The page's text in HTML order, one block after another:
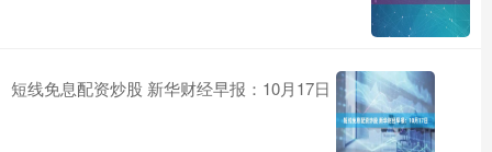
短线免息配资炒股 新华财经早报：10月17日